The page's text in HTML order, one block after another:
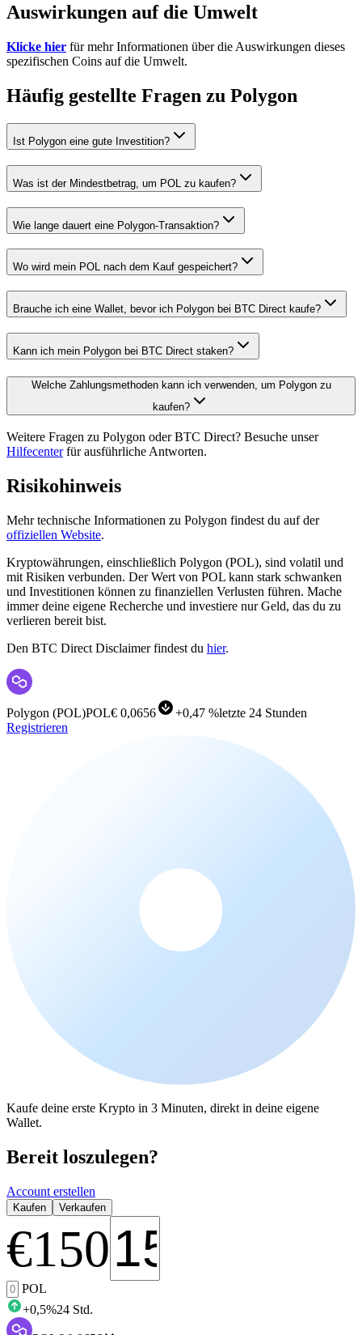
Auswirkungen auf die Umwelt
Klicke hier für mehr Informationen über die Auswirkungen dieses
spezifischen Coins auf die Umwelt.
Häufig gestellte Fragen zu Polygon
Ist Polygon eine gute Investition?
Was ist der Mindestbetrag, um POL zu kaufen?
Wie lange dauert eine Polygon-Transaktion?
Wo wird mein POL nach dem Kauf gespeichert?
Brauche ich eine Wallet, bevor ich Polygon bei BTC Direct kaufe?
Kann ich mein Polygon bei BTC Direct staken?
Welche Zahlungsmethoden kann ich verwenden, um Polygon zu
kaufen?
Weitere Fragen zu Polygon oder BTC Direct? Besuche unser
Hilfecenterfür ausführliche Antworten.
Risikohinweis
Mehr technische Informationen zu Polygon findest du auf der
offiziellen Website.
Kryptowährungen, einschließlich Polygon (POL), sind volatil und
mit Risiken verbunden. Der Wert von POL kann stark schwanken
und Investitionen können zu finanziellen Verlusten führen. Mache
immer deine eigene Recherche und investiere nur Geld, das du zu
verlieren bereit bist.
Den BTC Direct Disclaimer findest du hier.
Polygon (POL)POL€ 0,0656 +0,47 %letzte 24 Stunden
Registrieren
Kaufe deine erste Krypto in 3 Minuten, direkt in deine eigene
Wallet.
Bereit loszulegen?
Account erstellen
Kaufen Verkaufen
€150
POL
+0,5%24 Std.